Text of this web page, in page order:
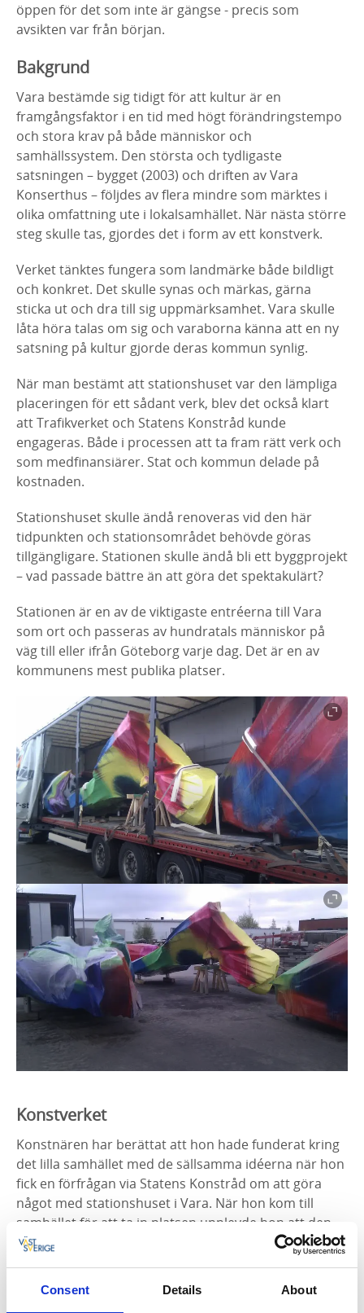
Consent Details About
öppen för det som inte är gängse - precis som
avsikten var från början.
Bakgrund
Vara bestämde sig tidigt för att kultur är en
framgångsfaktor i en tid med högt förändringstempo
och stora krav på både människor och
samhällssystem. Den största och tydligaste
satsningen – bygget (2003) och driften av Vara
Konserthus – följdes av flera mindre som märktes i
olika omfattning ute i lokalsamhället. När nästa större
steg skulle tas, gjordes det i form av ett konstverk.
Verket tänktes fungera som landmärke både bildligt
och konkret. Det skulle synas och märkas, gärna
sticka ut och dra till sig uppmärksamhet. Vara skulle
låta höra talas om sig och varaborna känna att en ny
satsning på kultur gjorde deras kommun synlig.
När man bestämt att stationshuset var den lämpliga
placeringen för ett sådant verk, blev det också klart
att Trafikverket och Statens Konstråd kunde
engageras. Både i processen att ta fram rätt verk och
som medfinansiärer. Stat och kommun delade på
kostnaden.
Stationshuset skulle ändå renoveras vid den här
tidpunkten och stationsområdet behövde göras
tillgängligare. Stationen skulle ändå bli ett byggprojekt
– vad passade bättre än att göra det spektakulärt?
Stationen är en av de viktigaste entréerna till Vara
som ort och passeras av hundratals människor på
väg till eller ifrån Göteborg varje dag. Det är en av
kommunens mest publika platser.
Konstverket
Konstnären har berättat att hon hade funderat kring
det lilla samhället med de sällsamma idéerna när hon
fick en förfrågan via Statens Konstråd om att göra
något med stationshuset i Vara. När hon kom till
samhället för att ta in platsen upplevde hon att den
verkligen var ganska liten – och lite intetsägande,
och träffat företrädare för kommunen började hon